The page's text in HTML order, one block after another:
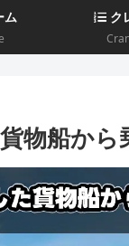
ム ク
物船から